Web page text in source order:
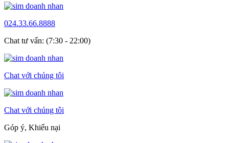
024.33.66.8888
Chat tư vấn: (7:30 - 22:00)
Chat với chúng tôi
Chat với chúng tôi
Góp ý, Khiếu nại